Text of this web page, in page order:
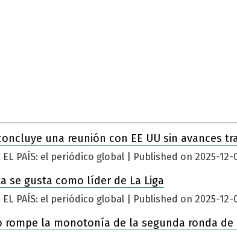
una reunión con EE UU sin avances
EL PAÍS: el periódico global Published on 2025-12-
se gusta como líder de La Liga
EL PAÍS: el periódico global Published on 2025-12-
rompe la monotonía de la segunda ronda de